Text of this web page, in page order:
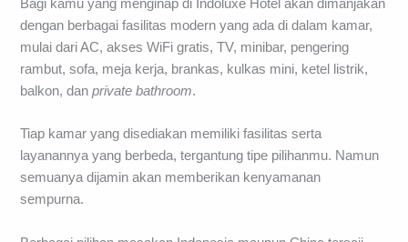
Bagi kamu yang menginap di Indoluxe Hotel akan dimanjakan
dengan berbagai fasilitas modern yang ada di dalam kamar,
mulai dari AC, akses WiFi gratis, TV, minibar, pengering
rambut, sofa, meja kerja, brankas, kulkas mini, ketel listrik,
balkon, danprivate bathroom.
Tiap kamar yang disediakan memiliki fasilitas serta
layanannya yang berbeda, tergantung tipe pilihanmu. Namun
semuanya dijamin akan memberikan kenyamanan
sempurna.